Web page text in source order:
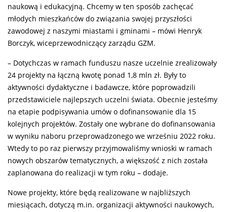
naukową i edukacyjną. Chcemy w ten sposób zachęcać
młodych mieszkańców do związania swojej przyszłości
zawodowej z naszymi miastami i gminami – mówi Henryk
Borczyk, wiceprzewodniczący zarządu GZM.
– Dotychczas w ramach funduszu nasze uczelnie zrealizowały
24 projekty na łączną kwotę ponad 1,8 mln zł. Były to
aktywności dydaktyczne i badawcze, które poprowadzili
przedstawiciele najlepszych uczelni świata. Obecnie jesteśmy
na etapie podpisywania umów o dofinansowanie dla 15
kolejnych projektów. Zostały one wybrane do dofinansowania
w wyniku naboru przeprowadzonego we wrześniu 2022 roku.
Wtedy to po raz pierwszy przyjmowaliśmy wnioski w ramach
nowych obszarów tematycznych, a większość z nich została
zaplanowana do realizacji w tym roku – dodaje.
Nowe projekty, które będą realizowane w najbliższych
miesiącach, dotyczą m.in. organizacji aktywności naukowych,